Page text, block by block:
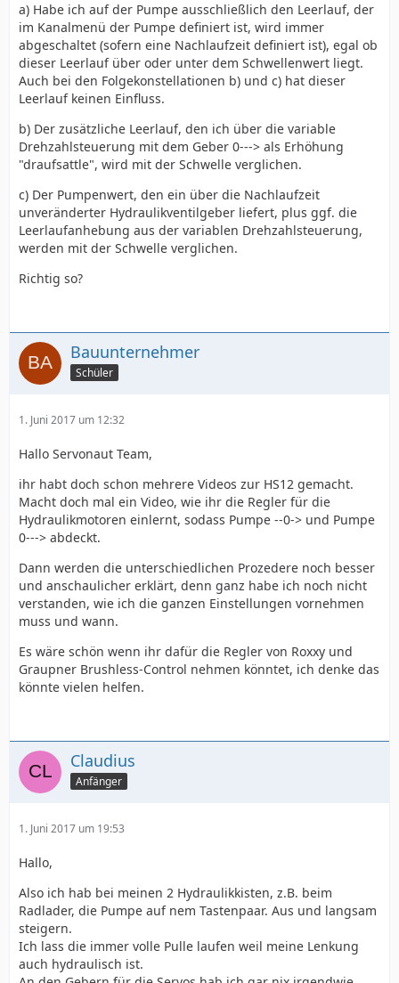
a) Habe ich auf der Pumpe ausschließlich den Leerlauf, der
im Kanalmenü der Pumpe definiert ist, wird immer
abgeschaltet (sofern eine Nachlaufzeit definiert ist), egal ob
dieser Leerlauf über oder unter dem Schwellenwert liegt.
Auch bei den Folgekonstellationen b) und c) hat dieser
Leerlauf keinen Einfluss.
b) Der zusätzliche Leerlauf, den ich über die variable
Drehzahlsteuerung mit dem Geber 0---> als Erhöhung
"draufsattle", wird mit der Schwelle verglichen.
c) Der Pumpenwert, den ein über die Nachlaufzeit
unveränderter Hydraulikventilgeber liefert, plus ggf. die
Leerlaufanhebung aus der variablen Drehzahlsteuerung,
werden mit der Schwelle verglichen.
Richtig so?
Bauunternehmer
Schüler
1. Juni 2017 um 12:32
Hallo Servonaut Team,
ihr habt doch schon mehrere Videos zur HS12 gemacht.
Macht doch mal ein Video, wie ihr die Regler für die
Hydraulikmotoren einlernt, sodass Pumpe --0-> und Pumpe
0---> abdeckt.
Dann werden die unterschiedlichen Prozedere noch besser
und anschaulicher erklärt, denn ganz habe ich noch nicht
verstanden, wie ich die ganzen Einstellungen vornehmen
muss und wann.
Es wäre schön wenn ihr dafür die Regler von Roxxy und
Graupner Brushless-Control nehmen könntet, ich denke das
könnte vielen helfen.
Claudius
Anfänger
1. Juni 2017 um 19:53
Hallo,
Also ich hab bei meinen 2 Hydraulikkisten, z.B. beim
Radlader, die Pumpe auf nem Tastenpaar. Aus und langsam
steigern.
Ich lass die immer volle Pulle laufen weil meine Lenkung
auch hydraulisch ist.